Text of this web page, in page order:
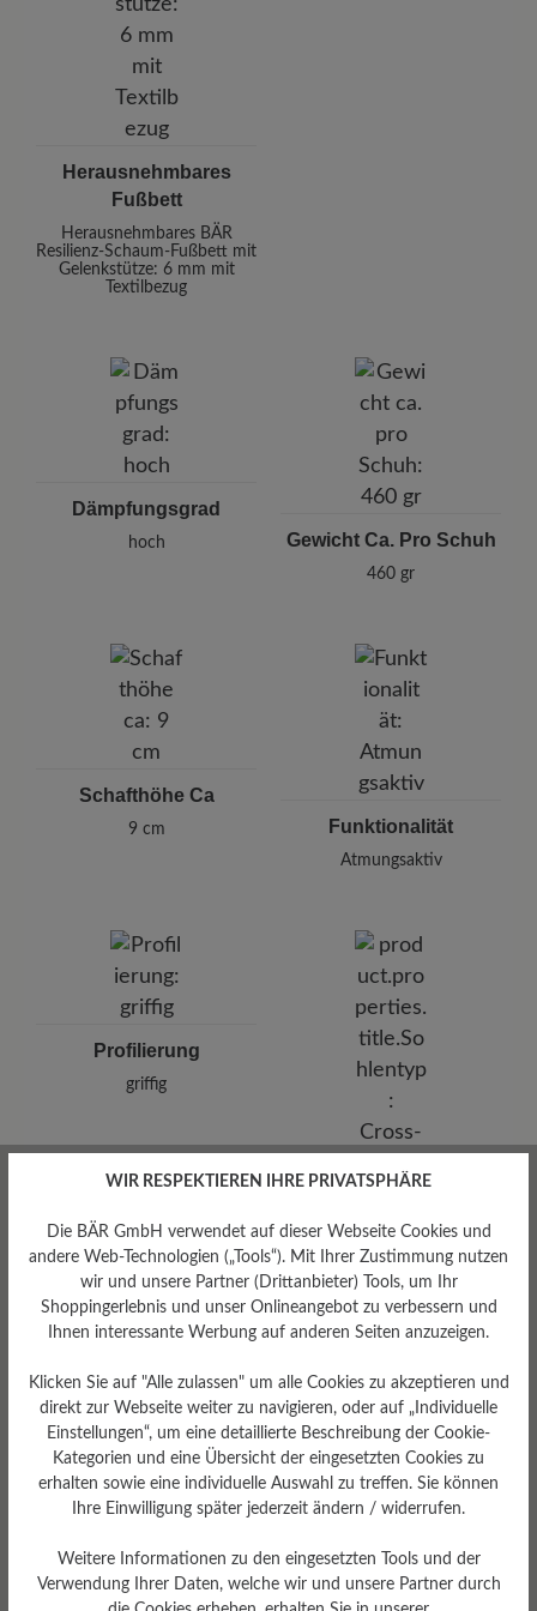
Herausnehmbares
Fußbett
Herausnehmbares BÄR
Resilienz-Schaum-Fußbett mit
Gelenkstütze: 6 mm mit
Textilbezug
Dämpfungsgrad
hoch Gewicht Ca. Pro Schuh
460 gr
Schafthöhe Ca
9 cm Funktionalität
Atmungsaktiv
Profilierung
griffig
Cross-Sohle aus PU-
Gummikombination
Bewertungen lesen
WIR RESPEKTIEREN IHRE PRIVATSPHÄRE
Die BÄR GmbH verwendet auf dieser Webseite Cookies und
andere Web-Technologien („Tools“). Mit Ihrer Zustimmung nutzen
wir und unsere Partner (Drittanbieter) Tools, um Ihr
Shoppingerlebnis und unser Onlineangebot zu verbessern und
Ihnen interessante Werbung auf anderen Seiten anzuzeigen.
Klicken Sie auf "Alle zulassen" um alle Cookies zu akzeptieren und
direkt zur Webseite weiter zu navigieren, oder auf „Individuelle
Einstellungen“, um eine detaillierte Beschreibung der Cookie-
Kategorien und eine Übersicht der eingesetzten Cookies zu
erhalten sowie eine individuelle Auswahl zu treffen. Sie können
Ihre Einwilligung später jederzeit ändern / widerrufen.
Weitere Informationen zu den eingesetzten Tools und der
Verwendung Ihrer Daten, welche wir und unsere Partner durch